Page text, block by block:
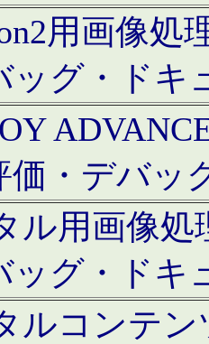
用画像
ッグ・ドキ
価・デバッ
ル用画像
ッグ・ドキ
ルコンテ